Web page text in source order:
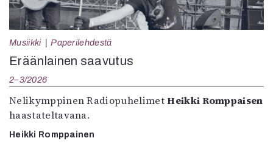
Musiikki Paperilehdestä
Eräänlainen saavutus
2–3/2026
Nelikymppinen RadiopuhelimetHeikki Romppaisen
haastateltavana.
Heikki Romppainen